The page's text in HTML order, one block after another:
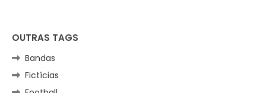
OUTRAS TAGS
Bandas
Fictícias